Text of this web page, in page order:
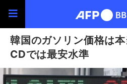
韓国のガソリン価格は
CDでは最安水準